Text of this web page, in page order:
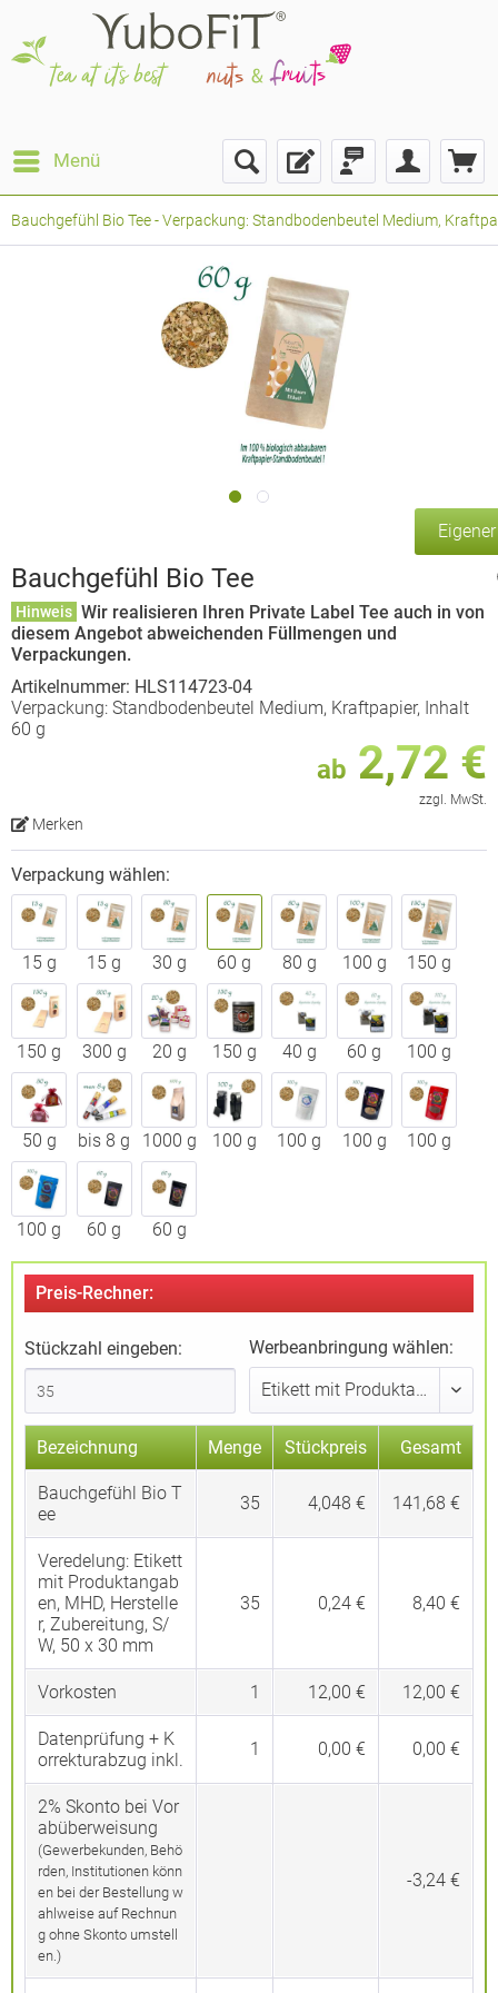
Menü
Bauchgefühl Bio Tee - Verpackung: Standbodenbeutel Medium,
Bauchgefühl Bio Tee
Hinweis Wir realisieren Ihren Private Label Tee auch in von
diesem Angebot abweichenden Füllmengen und
Verpackungen.
Artikelnummer: HLS114723-04
Verpackung: Standbodenbeutel Medium, Kraftpapier, Inhalt
60 g
ab 2,72 €
zzgl. MwSt.
Merken
Verpackung wählen:
15 g 15 g 30 g 60 g 80 g 100 g 150 g
150 g 300 g 20 g 150 g 40 g 60 g 100 g
50 g bis 8 g 1000 g 100 g 100 g 100 g 100 g
100 g 60 g 60 g
Preis-Rechner:
Stückzahl eingeben: Werbeanbringung wählen:
Bezeichnung Menge Stückpreis Gesamt
Bauchgefühl Bio T
ee
35 4,048 € 141,68 €
Veredelung: Etikett
mit Produktangab
en, MHD, Herstelle
r, Zubereitung, S/
W, 50 x 30 mm
35 0,24 € 8,40 €
Vorkosten 1 12,00 € 12,00 €
Datenprüfung + K
orrekturabzug inkl.
1 0,00 € 0,00 €
2% Skonto bei Vor
abüberweisung
(Gewerbekunden, Behö
rden, Institutionen könn
en bei der Bestellung w
ahlweise auf Rechnun
g ohne Skonto umstell
en.)
-3,24 €